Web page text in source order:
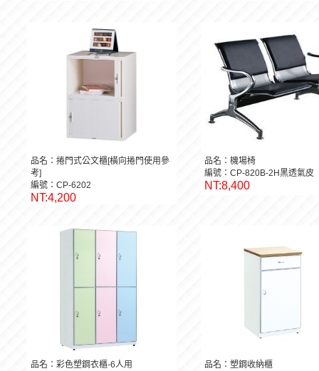
品名：捲門式公文櫃[橫向捲門使用參
考]
編號：CP-6202
NT:4,200
品名：機場椅
編號：CP-820B-2H黑透氣皮
NT:8,400
品名：彩色塑鋼衣櫃-6人用
品名：塑鋼收納櫃